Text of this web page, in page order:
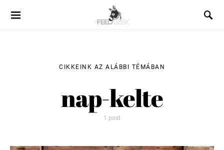
CIKKEINK AZ ALÁBBI TÉMÁBAN
nap-kelte
1 post